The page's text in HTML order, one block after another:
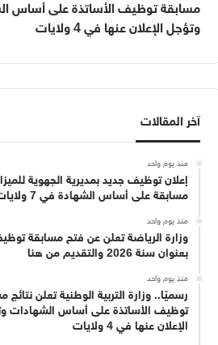
مسابقة توظيف الأساتذة على أساس
وتؤجل الإعلان عنها في 4 ولايات
آخر المقالات
منذ يوم واحد
إعلان توظيف جديد بمديرية الجهوية
مسابقة على أساس الشهادة في 7 ولايات
منذ يوم واحد
وزارة الرياضة تعلن عن فتح مسابقة
بعنوان سنة 2026 والتقديم من هنا
منذ يوم واحد
رسميًا.. وزارة التربية الوطنية تعلن نتائج
توظيف الأساتذة على أساس الشهادات
الإعلان عنها في 4 ولايات